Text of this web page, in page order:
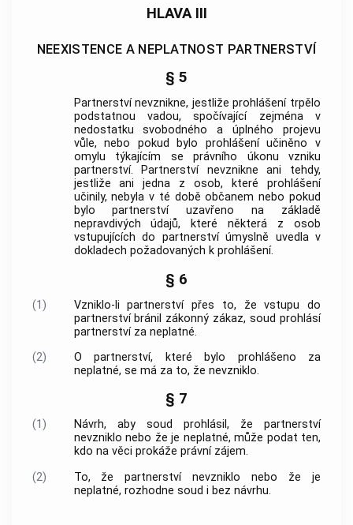
HLAVA III
NEEXISTENCE A NEPLATNOST PARTNERSTVÍ
§ 5
Partnerství nevznikne, jestliže prohlášení trpělo
podstatnou vadou, spočívající zejména v
nedostatku svobodného a úplného projevu
vůle, nebo pokud bylo prohlášení učiněno v
omylu týkajícím se právního úkonu vzniku
partnerství. Partnerství nevznikne ani tehdy,
jestliže ani jedna z osob, které prohlášení
učinily, nebyla v té době občanem nebo pokud
bylo partnerství uzavřeno na základě
nepravdivých údajů, které některá z osob
vstupujících do partnerství úmyslně uvedla v
dokladech požadovaných k prohlášení.
§ 6
(1)
Vzniklo-li partnerství přes to, že vstupu do
partnerství bránil zákonný zákaz, soud prohlásí
partnerství za neplatné.
(2)
O partnerství, které bylo prohlášeno za
neplatné, se má za to, že nevzniklo.
§ 7
(1)
Návrh, aby soud prohlásil, že partnerství
nevzniklo nebo že je neplatné, může podat ten,
kdo na věci prokáže právní zájem.
(2)
To, že partnerství nevzniklo nebo že je
neplatné, rozhodne soud i bez návrhu.